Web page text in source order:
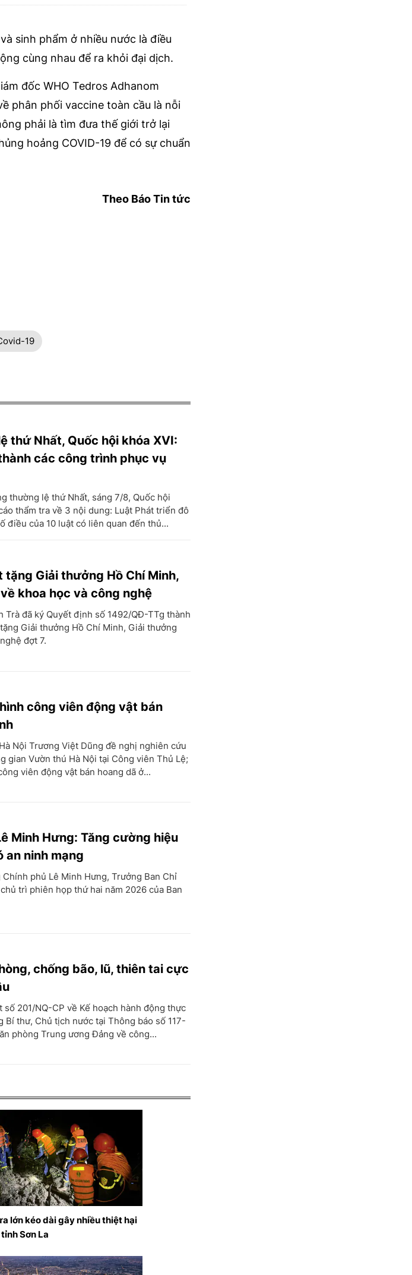
sinh phẩm ở nhiều nước là điều
cùng nhau để ra khỏi đại dịch.
đốc WHO Tedros Adhanom
phân phối vaccine toàn cầu là nỗi
phải là tìm đưa thế giới trở lại
hoảng COVID-19 để có sự chuẩn
Theo Báo Tin tức
19
thứ Nhất, Quốc hội khóa XVI:
các công trình phục vụ
thường lệ thứ Nhất, sáng 7/8, Quốc hội
thẩm tra về 3 nội dung: Luật Phát triển đô
điều của 10 luật có liên quan đến thủ...
tặng Giải thưởng Hồ Chí Minh,
khoa học và công nghệ
Trà đã ký Quyết định số 1492/QĐ-TTg thành
Giải thưởng Hồ Chí Minh, Giải thưởng
đợt 7.
công viên động vật bán
Nội Trương Việt Dũng đề nghị nghiên cứu
gian Vườn thú Hà Nội tại Công viên Thủ Lệ;
viên động vật bán hoang dã ở...
Minh Hưng: Tăng cường hiệu
an ninh mạng
phủ Lê Minh Hưng, Trưởng Ban Chỉ
trì phiên họp thứ hai năm 2026 của Ban
chống bão, lũ, thiên tai cực
201/NQ-CP về Kế hoạch hành động thực
Bí thư, Chủ tịch nước tại Thông báo số 117-
phòng Trung ương Đảng về công...
lớn kéo dài gây nhiều thiệt hại
Sơn La